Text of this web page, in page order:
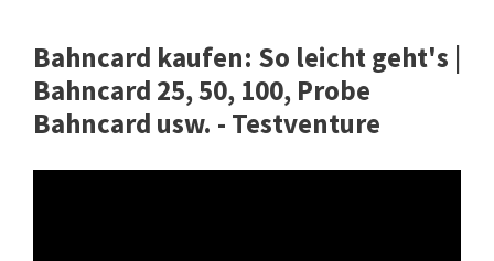
Bahncard kaufen: So leicht geht's |
Bahncard 25, 50, 100, Probe
Bahncard usw. - Testventure